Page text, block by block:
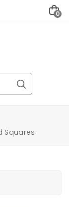
0
Squares